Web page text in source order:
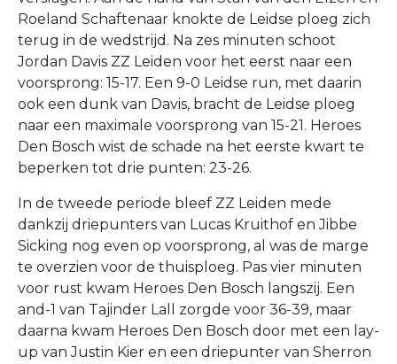
Roeland Schaftenaar knokte de Leidse ploeg zich
terug in de wedstrijd. Na zes minuten schoot
Jordan Davis ZZ Leiden voor het eerst naar een
voorsprong: 15-17. Een 9-0 Leidse run, met daarin
ook een dunk van Davis, bracht de Leidse ploeg
naar een maximale voorsprong van 15-21. Heroes
Den Bosch wist de schade na het eerste kwart te
beperken tot drie punten: 23-26.
In de tweede periode bleef ZZ Leiden mede
dankzij driepunters van Lucas Kruithof en Jibbe
Sicking nog even op voorsprong, al was de marge
te overzien voor de thuisploeg. Pas vier minuten
voor rust kwam Heroes Den Bosch langszij. Een
and-1 van Tajinder Lall zorgde voor 36-39, maar
daarna kwam Heroes Den Bosch door met een lay-
up van Justin Kier en een driepunter van Sherron